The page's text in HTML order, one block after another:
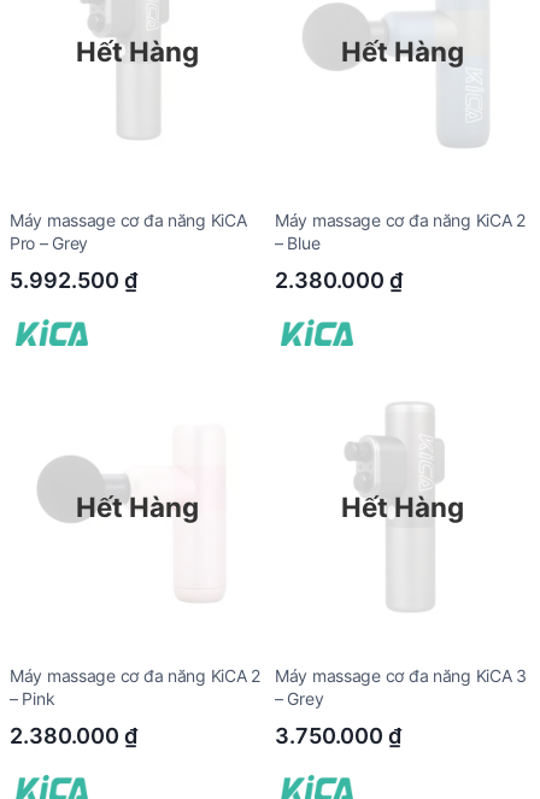
Hết Hàng
Máy massage cơ đa năng KiCA
Pro – Grey
5.992.500 ₫
Hết Hàng
Máy massage cơ đa năng KiCA 2
– Blue
2.380.000 ₫
Hết Hàng
Máy massage cơ đa năng KiCA 2
– Pink
2.380.000 ₫
Hết Hàng
Máy massage cơ đa năng KiCA 3
– Grey
3.750.000 ₫